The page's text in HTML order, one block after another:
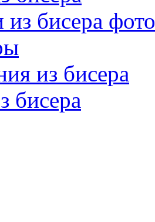
из бисера фото
из бисера
бисера